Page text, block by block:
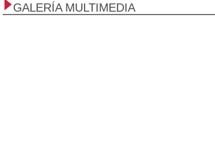
GALERÍA MULTIMEDIA